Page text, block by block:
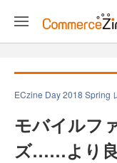
ECzine Day 2018 Spring
モバイルフ
ズ……より良